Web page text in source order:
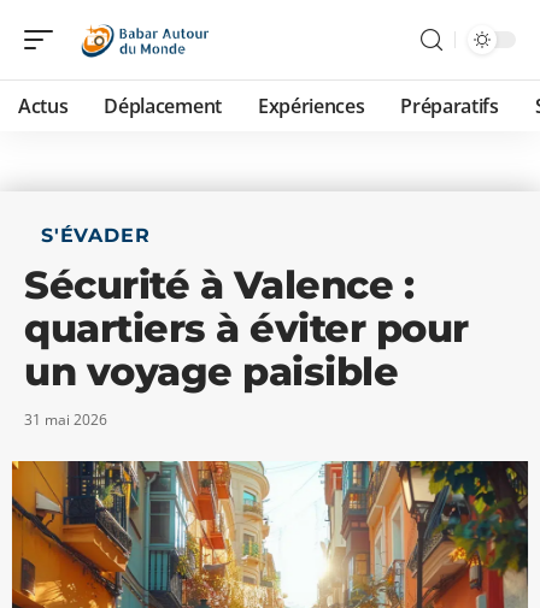
Actus Déplacement Expériences Préparatifs
S'ÉVADER
Sécurité à Valence :
quartiers à éviter pour
un voyage paisible
31 mai 2026